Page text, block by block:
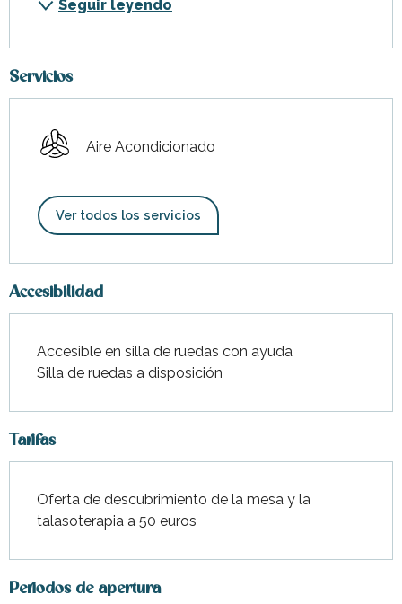
Seguir leyendo
Servicios
Aire Acondicionado
Ver todos los servicios
Accesibilidad
Accesible en silla de ruedas con ayuda
Silla de ruedas a disposición
Tarifas
Oferta de descubrimiento de la mesa y la
talasoterapia a 50 euros
Periodos de apertura